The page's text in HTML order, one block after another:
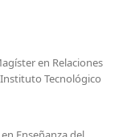
en Relaciones
Tecnológico